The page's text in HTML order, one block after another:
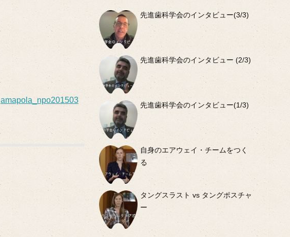
amapola_npo201503
先進歯科学会のインタビュー(3/3)
先進歯科学会のインタビュー (2/3)
先進歯科学会のインタビュー(1/3)
自身のエアウェイ・チームをつく
る
タングスラスト vs タングポスチャ
ー